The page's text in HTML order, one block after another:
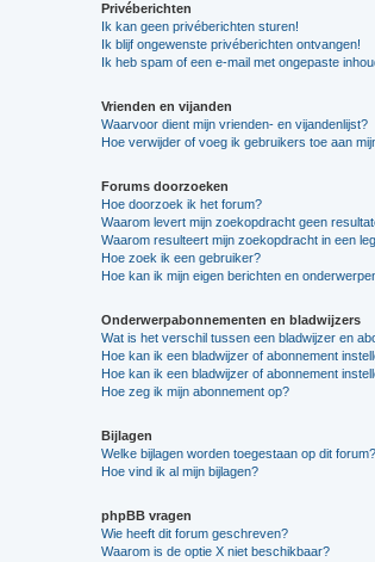
Privéberichten
Ik kan geen privéberichten sturen!
Ik blijf ongewenste privéberichten ontvangen!
Ik heb spam of een e-mail met ongepaste
Vrienden en vijanden
Waarvoor dient mijn vrienden- en vijandenlijst?
Hoe verwijder of voeg ik gebruikers toe aan
Forums doorzoeken
Hoe doorzoek ik het forum?
Waarom levert mijn zoekopdracht geen
Waarom resulteert mijn zoekopdracht in een
Hoe zoek ik een gebruiker?
Hoe kan ik mijn eigen berichten en
Onderwerpabonnementen en bladwijzers
Wat is het verschil tussen een bladwijzer en
Hoe kan ik een bladwijzer of abonnement
Hoe kan ik een bladwijzer of abonnement
Hoe zeg ik mijn abonnement op?
Bijlagen
Welke bijlagen worden toegestaan op dit forum?
Hoe vind ik al mijn bijlagen?
phpBB vragen
Wie heeft dit forum geschreven?
Waarom is de optie X niet beschikbaar?